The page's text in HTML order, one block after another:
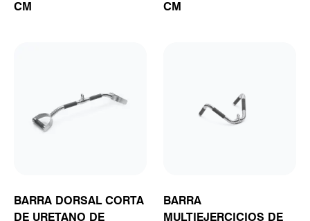
CM
CM
BARRA DORSAL CORTA
DE URETANO DE
BARRA
MULTIEJERCICIOS DE